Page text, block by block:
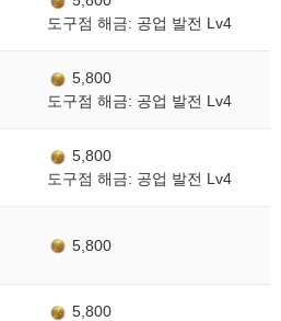
도구점 해금: 공업 발전 Lv4
5,800
도구점 해금: 공업 발전 Lv4
5,800
도구점 해금: 공업 발전 Lv4
5,800
5,800